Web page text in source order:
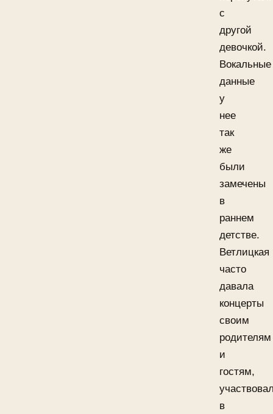
с
другой
девочкой.
Вокальные
данные
у
нее
так
же
были
замечены
в
раннем
детстве.
Ветлицкая
часто
давала
концерты
своим
родителям
и
гостям,
в